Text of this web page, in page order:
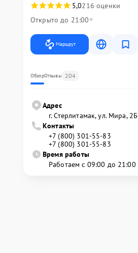
5,0216 оценки
Открыто до 21:00
Маршрут
ОбзорОтзывы 204
Адрес
г. Стерлитамак, ул. Мира, 2Б
Контакты
+7 (800) 301-55-83
+7 (800) 301-55-83
Время работы
Работаем с 09:00 до 21:00